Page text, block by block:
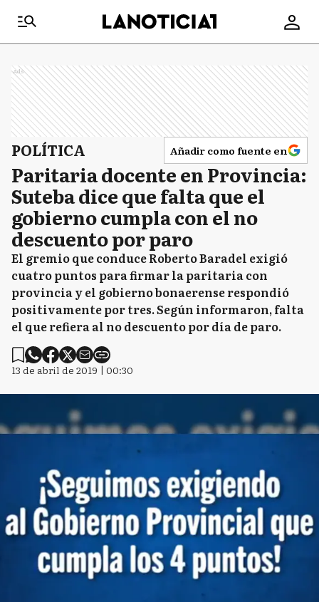
Ads
POLÍTICA Añadir como fuente en
Paritaria docente en Provincia:
Suteba dice que falta que el
gobierno cumpla con el no
descuento por paro
El gremio que conduce Roberto Baradel exigió
cuatro puntos para firmar la paritaria con
provincia y el gobierno bonaerense respondió
positivamente por tres. Según informaron, falta
el que refiera al no descuento por día de paro.
13 de abril de 2019 | 00:30